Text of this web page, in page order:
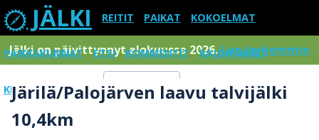
JÄLKI REITIT PAIKAT KOKOELMAT
PAIKKAKUNNAT ETSI KOMMENTIT RAJOITUKSET
KIRJAUDU SISÄÄN Menu
Jälki on päivittynnyt elokuussa 2026.Lue tarkemmin
Järilä/Palojärven laavu talvijälki
10,4km